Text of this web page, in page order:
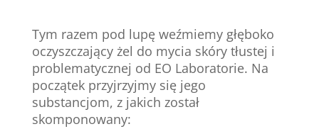
Tym razem pod lupę weźmiemy głęboko
oczyszczający żel do mycia skóry tłustej i
problematycznej od EO Laboratorie. Na
początek przyjrzyjmy się jego
substancjom, z jakich został
skomponowany: